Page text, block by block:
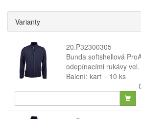
Varianty
20.P32300305
Bunda softshellová
odepínacími rukávy vel.
Balení: kart = 10 ks